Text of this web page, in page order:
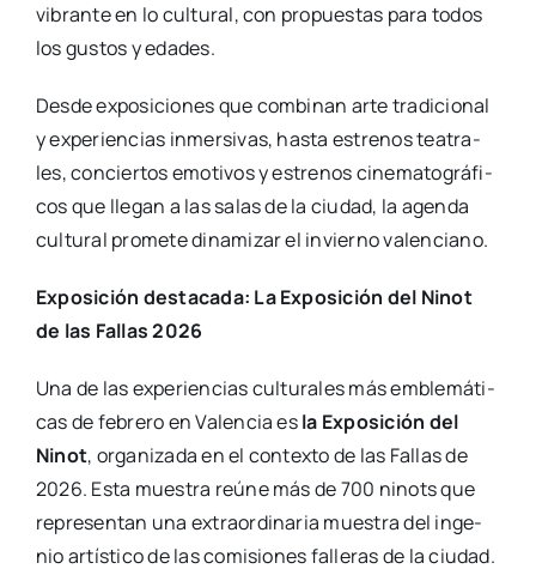
vibran­te en lo cul­tu­ral, con pro­pues­tas para todos
los gus­tos y eda­des.
Des­de expo­si­cio­nes que com­bi­nan arte tra­di­cio­nal
y expe­rien­cias inmer­si­vas, has­ta estre­nos tea­tra­
les, con­cier­tos emo­ti­vos y estre­nos cine­ma­to­grá­fi­
cos que lle­gan a las salas de la ciu­dad, la agen­da
cul­tu­ral pro­me­te dina­mi­zar el invierno valen­ciano.
Expo­si­ción des­ta­ca­da: La Expo­si­ción del Ninot
de las Fallas 2026
Una de las expe­rien­cias cul­tu­ra­les más emble­má­ti­
cas de febre­ro en Valen­cia esla Expo­si­ción del
Ninot, orga­ni­za­da en el con­tex­to de las Fallas de
2026. Esta mues­tra reúne más de 700 ninots que
repre­sen­tan una extra­or­di­na­ria mues­tra del inge­
nio artís­ti­co de las comi­sio­nes falle­ras de la ciu­dad.